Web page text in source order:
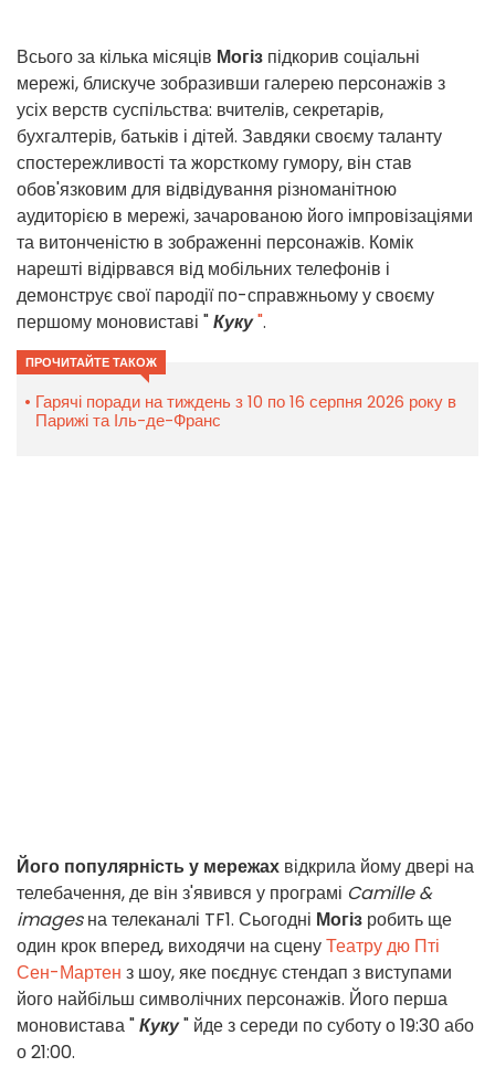
Всього за кілька місяців Могіз підкорив соціальні
мережі, блискуче зобразивши галерею персонажів з
усіх верств суспільства: вчителів, секретарів,
бухгалтерів, батьків і дітей. Завдяки своєму таланту
спостережливості та жорсткому гумору, він став
обов'язковим для відвідування різноманітною
аудиторією в мережі, зачарованою його імпровізаціями
та витонченістю в зображенні персонажів. Комік
нарешті відірвався від мобільних телефонів і
демонструє свої пародії по-справжньому у своєму
першому моновиставі "Куку".
ПРОЧИТАЙТЕ ТАКОЖ
Гарячі поради на тиждень з 10 по 16 серпня 2026 року в
Парижі та Іль-де-Франс
Його популярність у мережах відкрила йому двері на
телебачення, де він з'явився у програмі Camille &
imagesна телеканалі TF1. Сьогодні Могіз робить ще
один крок вперед, виходячи на сценуТеатру дю Пті
Сен-Мартен з шоу, яке поєднує стендап з виступами
його найбільш символічних персонажів. Його перша
моновистава "Куку" йде з середи по суботу о 19:30 або
о 21:00.